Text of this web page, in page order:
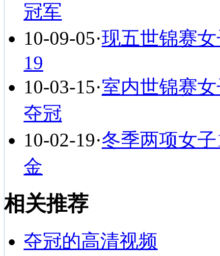
冠军
10-09-05·现五世锦赛
19
10-03-15·室内世锦赛
夺冠
10-02-19·冬季两项女
金
相关推荐
夺冠的高清视频